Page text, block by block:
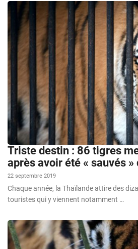
Triste destin : 86 tigres
après avoir été « sauvés
22 septembre 2019
Chaque année, la Thaïlande attire des
touristes qui y viennent notamment …